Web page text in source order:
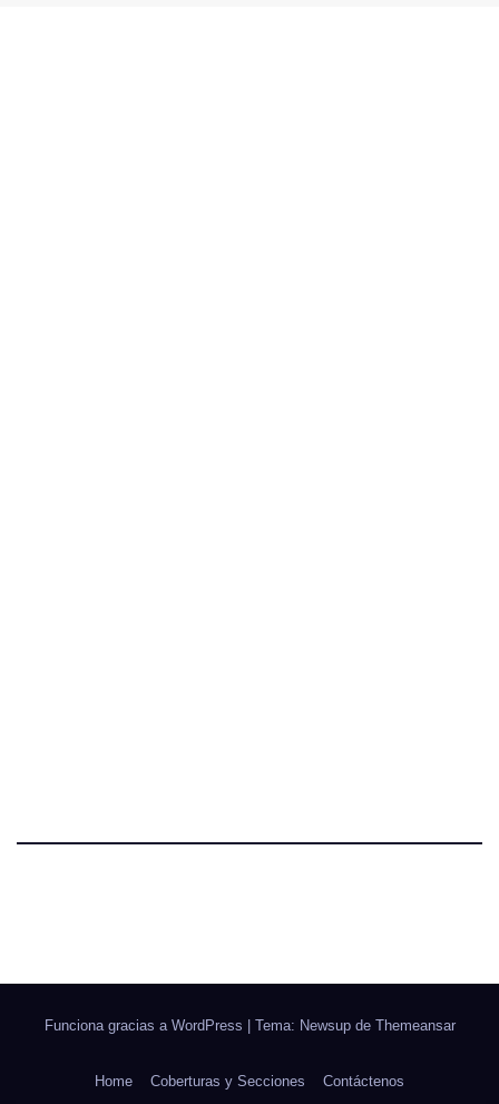
Funciona gracias a WordPress Tema: Newsup de Themeansar
Home Coberturas y Secciones Contáctenos